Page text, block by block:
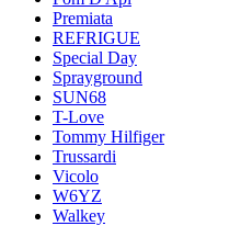
Premiata
REFRIGUE
Special Day
Sprayground
SUN68
T-Love
Tommy Hilfiger
Trussardi
Vicolo
W6YZ
Walkey